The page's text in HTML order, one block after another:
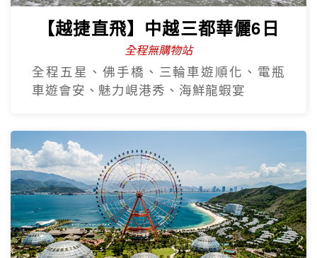
【越捷直飛】中越三都華儷6日
全程無購物站
全程五星、佛手橋、三輪車遊順化、電瓶
車遊會安、魅力峴港秀、海鮮龍蝦宴